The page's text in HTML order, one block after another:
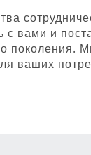
вами и
поколения.
ваших